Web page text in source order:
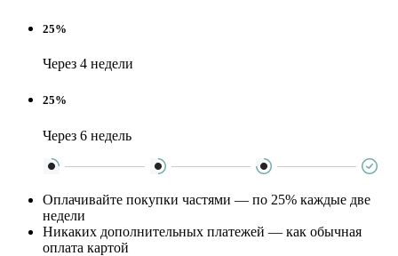
25%
Через 4 недели
25%
Через 6 недель
Оплачивайте покупки частями — по 25% каждые две
недели
Никаких дополнительных платежей — как обычная
оплата картой